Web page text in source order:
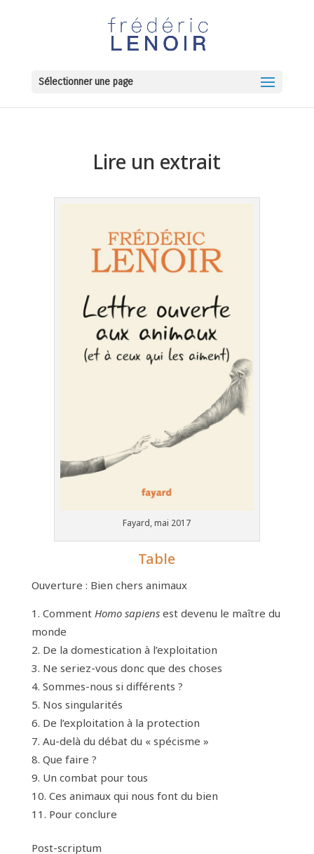
Sélectionner une page
Lire un extrait
Fayard, mai 2017
Table
Ouverture : Bien chers animaux
Comment Homo sapiens est devenu le maître du
monde
De la domestication à l’exploitation
Ne seriez-vous donc que des choses
Sommes-nous si différents ?
Nos singularités
De l’exploitation à la protection
Au-delà du débat du « spécisme »
Que faire ?
Un combat pour tous
Ces animaux qui nous font du bien
Pour conclure
Post-scriptum